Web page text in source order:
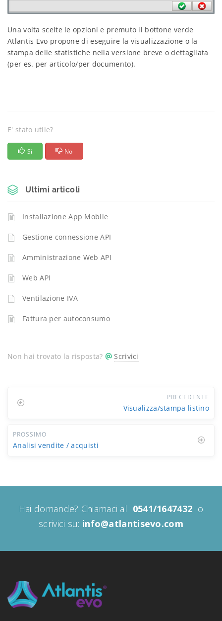
Una volta scelte le opzioni e premuto il bottone verde
Atlantis Evo propone di eseguire la visualizzazione o la
stampa delle statistiche nella versione breve o dettagliata
(per es. per articolo/per documento).
E' stato utile?
Sì No
Ultimi articoli
Installazione App Mobile
Gestione connessione API
Amministrazione Web API
Web API
Ventilazione IVA
Fattura per autoconsumo
Non hai trovato la risposta? Scrivici
PRECEDENTE
Visualizza/stampa listino
PROSSIMO
Analisi vendite / acquisti
Hai domande? Chiamaci al 0541/1647432 o
scrivici su: info@atlantisevo.com